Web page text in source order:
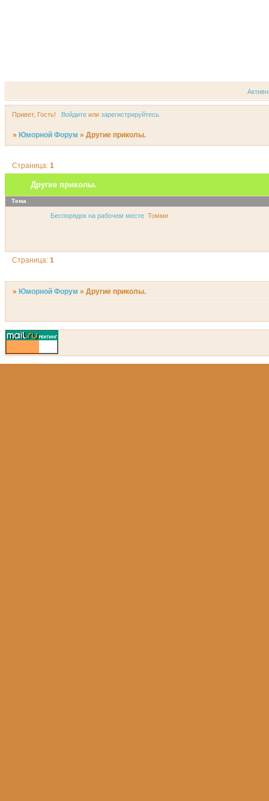
Привет, Гость! Войдитеили зарегистрируйтесь.
» Юморной Форум »Другие приколы.
Другие приколы.
Страница:1
Тема
Беспорядок на рабочем месте Томми
Страница:1
» Юморной Форум »Другие приколы.